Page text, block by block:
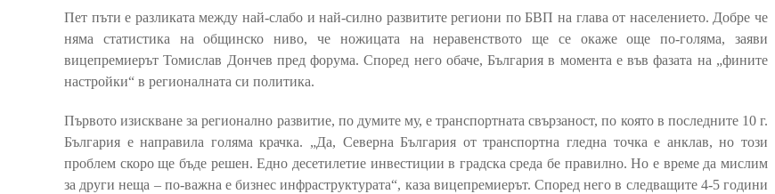
Пет пъти е разликата между най-слабо и най-силно развитите региони по БВП на глава от населението. Добре че
няма статистика на общинско ниво, че ножицата на неравенството ще се окаже още по-голяма, заяви
вицепремиерът Томислав Дончев пред форума. Според него обаче, България в момента е във фазата на „фините
настройки“ в регионалната си политика.
Първото изискване за регионално развитие, по думите му, е транспортната свързаност, по която в последните 10 г.
България е направила голяма крачка. „Да, Северна България от транспортна гледна точка е анклав, но този
проблем скоро ще бъде решен. Едно десетилетие инвестиции в градска среда бе правилно. Но е време да мислим
за други неща – по-важна е бизнес инфраструктурата“, каза вицепремиерът. Според него в следващите 4-5 години